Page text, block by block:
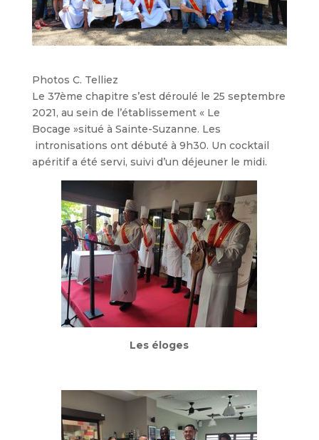
Photos C. Telliez
Le 37ème chapitre s’est déroulé le 25 septembre
2021, au sein de l’établissement « Le
Bocage »situé à Sainte-Suzanne. Les
intronisations ont débuté à 9h30. Un cocktail
apéritif a été servi, suivi d’un déjeuner le midi.
Les éloges